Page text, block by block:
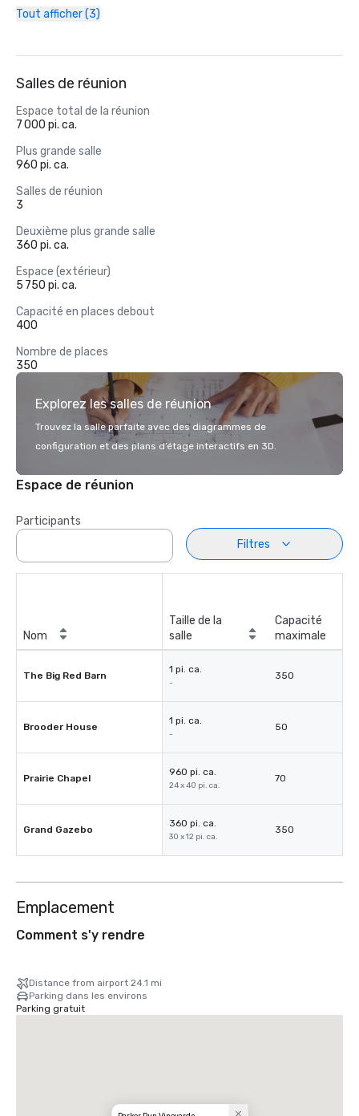
Tout afficher (3)
Salles de réunion
Espace total de la réunion
7 000 pi. ca.
Plus grande salle
960 pi. ca.
Salles de réunion
3
Deuxième plus grande salle
360 pi. ca.
Espace (extérieur)
5 750 pi. ca.
Capacité en places debout
400
Nombre de places
350
Explorez les salles de réunion
Trouvez la salle parfaite avec des diagrammes de
configuration et des plans d’étage interactifs en 3D.
Espace de réunion
Participants
Filtres
Nom
Taille de la
salle
Capacité
maximale
The Big Red Barn
1 pi. ca.
-
350
Brooder House
1 pi. ca.
-
50
Prairie Chapel
960 pi. ca.
24 x 40 pi. ca.
70
Grand Gazebo
360 pi. ca.
30 x 12 pi. ca.
350
Emplacement
Comment s'y rendre
Distance from airport 24.1 mi
Parking dans les environs
Parking gratuit